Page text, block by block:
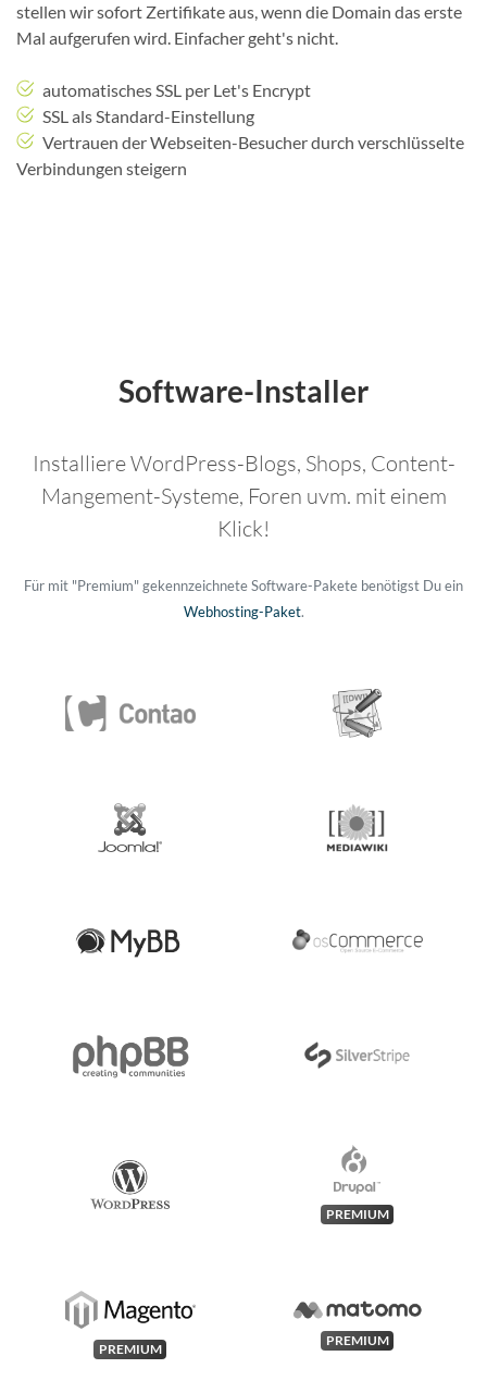
stellen wir sofort Zertifikate aus, wenn die Domain das erste
Mal aufgerufen wird. Einfacher geht's nicht.
automatisches SSL per Let's Encrypt
SSL als Standard-Einstellung
Vertrauen der Webseiten-Besucher durch verschlüsselte
Verbindungen steigern
Software-Installer
Installiere WordPress-Blogs, Shops, Content-
Mangement-Systeme, Foren uvm. mit einem
Klick!
Für mit "Premium" gekennzeichnete Software-Pakete benötigst Du ein
Webhosting-Paket.
PREMIUM
PREMIUM
PREMIUM